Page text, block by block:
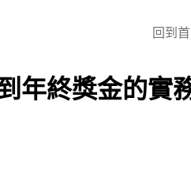
回到
年終獎金的實